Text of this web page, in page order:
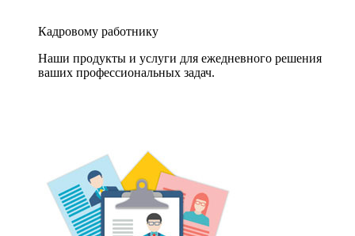
Кадровому работнику
Наши продукты и услуги для ежедневного решения
ваших профессиональных задач.